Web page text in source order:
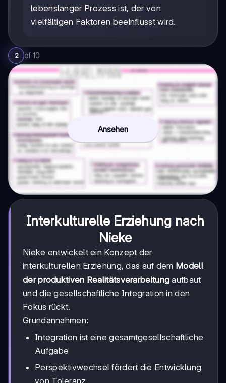
lebenslanger Prozess ist, der von
vielfältigen Faktoren beeinflusst wird.
2 of 10
Ansehen
Interkulturelle Erziehung nach
Nieke
Nieke entwickelt ein Konzept der
interkulturellen Erziehung, das auf dem Modell
der produktiven Realitätsverarbeitung aufbaut
und die gesellschaftliche Integration in den
Fokus rückt.
Grundannahmen:
Integration ist eine gesamtgesellschaftliche
Aufgabe
Perspektivwechsel fördert die Entwicklung
von Toleranz